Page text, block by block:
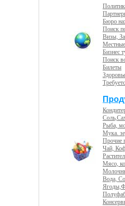
Бюро
Поиск
Визы,
Бизнес
Поиск
Билеты
Рыба,
Мука.
Прочие
Чай,
Мясо,
Вода,